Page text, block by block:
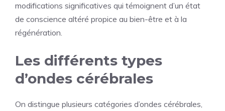
modifications significatives qui témoignent d’un état
de conscience altéré propice au bien-être et à la
régénération.
Les différents types
d’ondes cérébrales
On distingue plusieurs catégories d’ondes cérébrales,